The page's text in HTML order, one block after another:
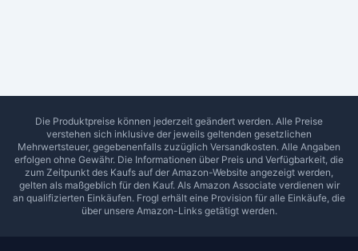
Die Produktpreise können jederzeit geändert werden. Alle Preise
verstehen sich inklusive der jeweils geltenden gesetzlichen
Mehrwertsteuer, gegebenenfalls zuzüglich Versandkosten. Alle Angaben
erfolgen ohne Gewähr. Die Informationen über Preis und Verfügbarkeit, die
zum Zeitpunkt des Kaufs auf der Amazon-Website angezeigt werden,
gelten als maßgeblich für den Kauf. Als Amazon Associate verdienen wir
an qualifizierten Einkäufen. Frogl erhält eine Provision für alle Einkäufe, die
über unsere Amazon-Links getätigt werden.